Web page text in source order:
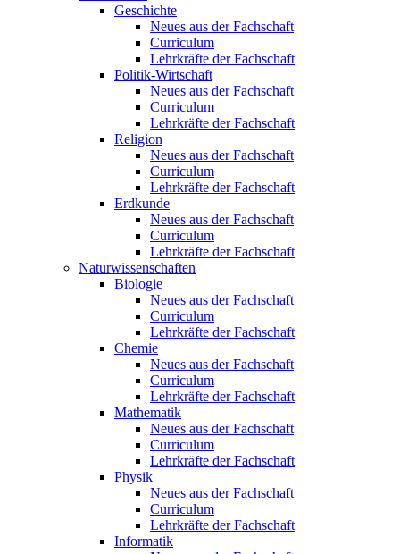
Geschichte
Neues aus der Fachschaft
Curriculum
Lehrkräfte der Fachschaft
Politik-Wirtschaft
Neues aus der Fachschaft
Curriculum
Lehrkräfte der Fachschaft
Religion
Neues aus der Fachschaft
Curriculum
Lehrkräfte der Fachschaft
Erdkunde
Neues aus der Fachschaft
Curriculum
Lehrkräfte der Fachschaft
Naturwissenschaften
Biologie
Neues aus der Fachschaft
Curriculum
Lehrkräfte der Fachschaft
Chemie
Neues aus der Fachschaft
Curriculum
Lehrkräfte der Fachschaft
Mathematik
Neues aus der Fachschaft
Curriculum
Lehrkräfte der Fachschaft
Physik
Neues aus der Fachschaft
Curriculum
Lehrkräfte der Fachschaft
Informatik